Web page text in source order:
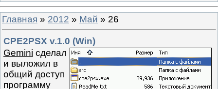
Главная » 2012 » Май » 26
CPE2PSX v.1.0 (Win)
Gemini сделал
и выложил в
общий доступ
программу